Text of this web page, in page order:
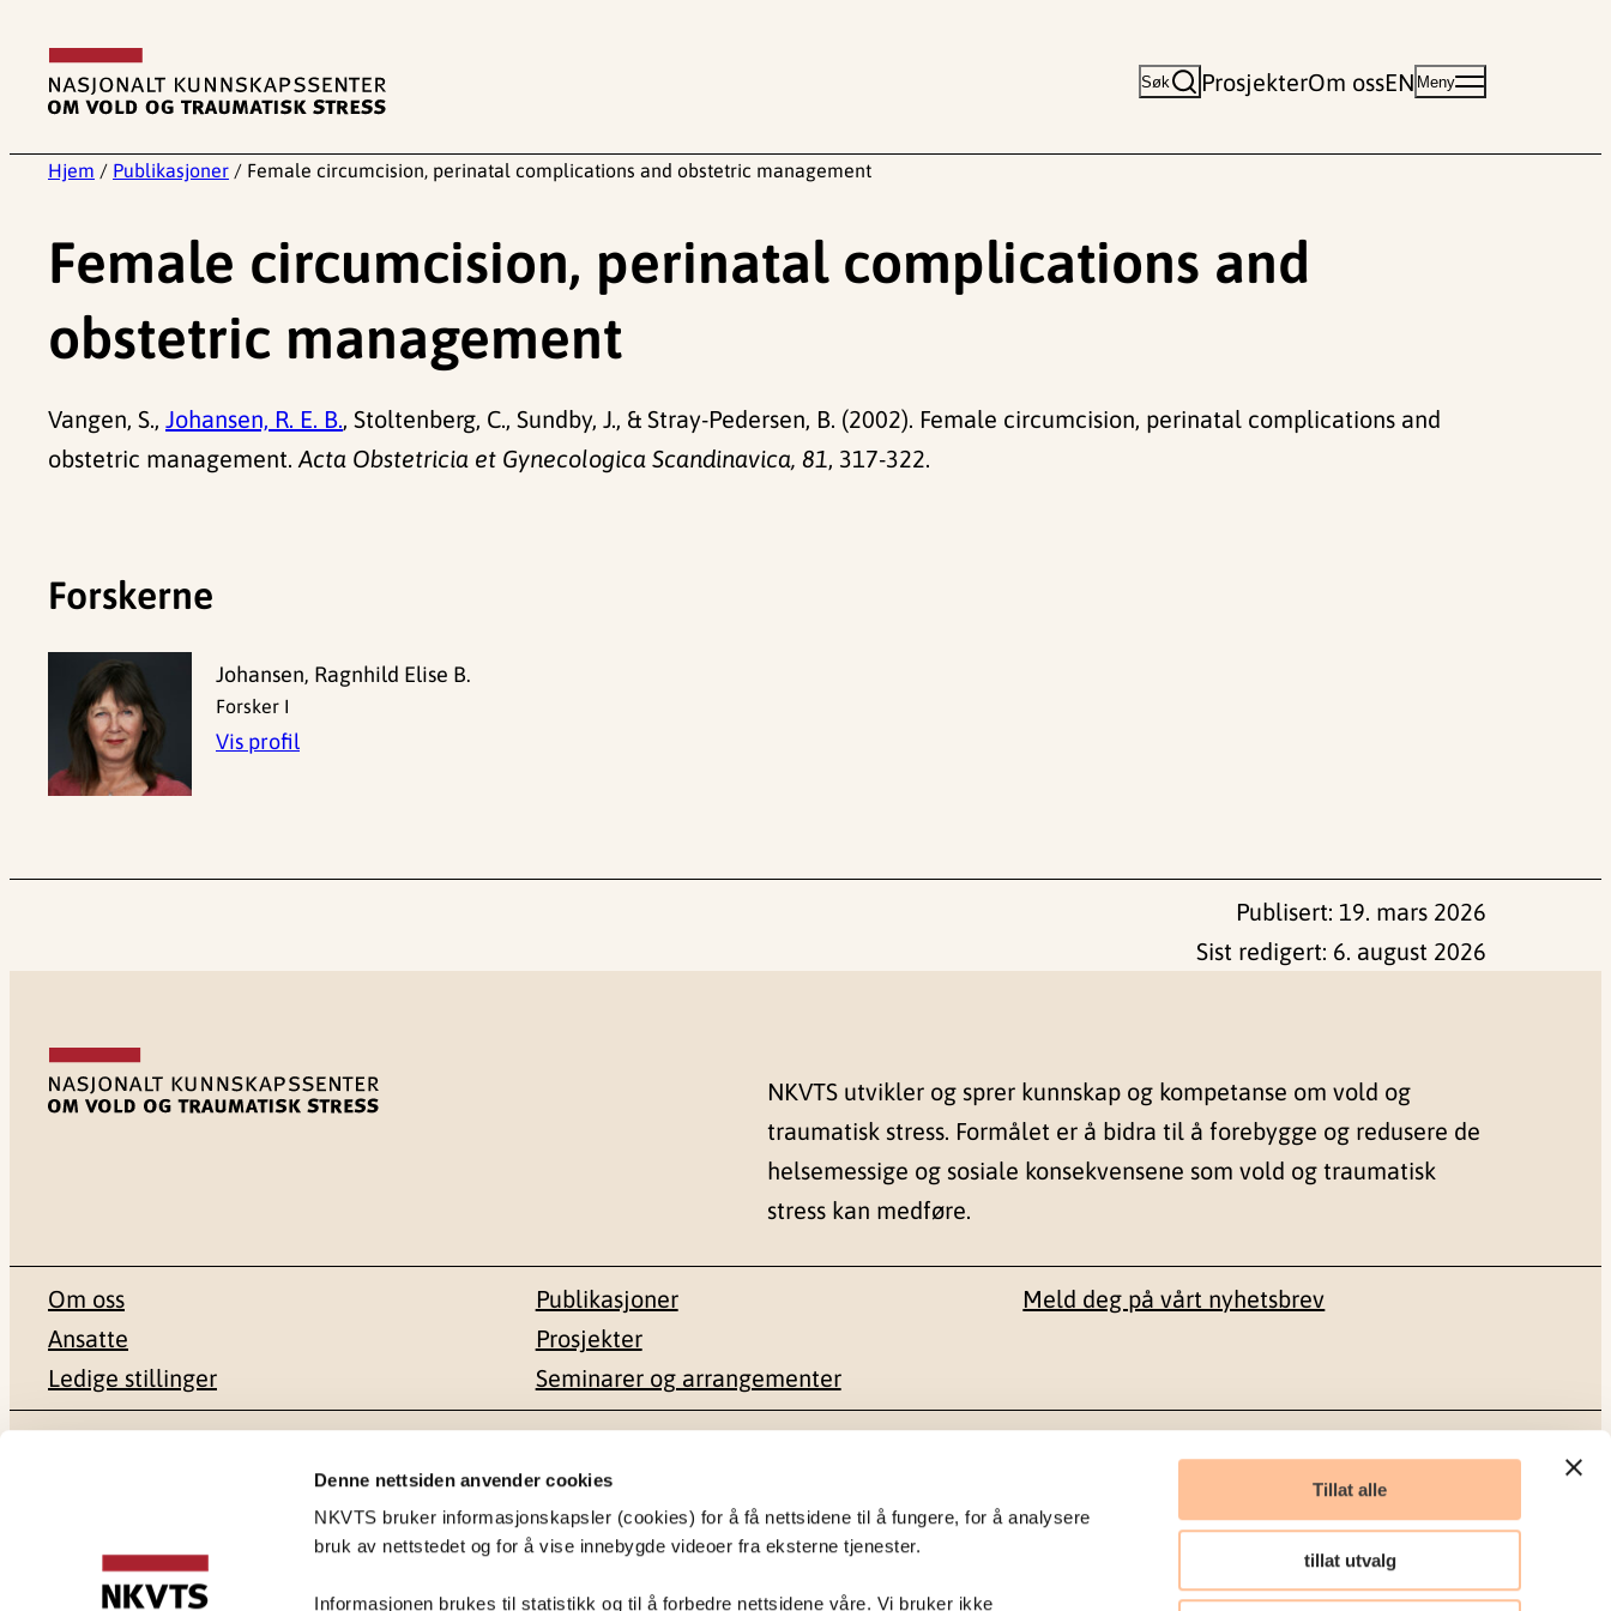
Denne nettsiden anvender cookies
NKVTS bruker informasjonskapsler (cookies) for å få nettsidene til å fungere, for å analysere
bruk av nettstedet og for å vise innebygde videoer fra eksterne tjenester.
Informasjonen brukes til statistikk og til å forbedre nettsidene våre. Vi bruker ikke
Tillat alle
tillat utvalg
innhold
Søk ProsjekterOm ossEN Meny
Hjem / Publikasjoner / Female circumcision, perinatal complications and obstetric management
Female circumcision, perinatal complications and
obstetric management
Vangen, S., Johansen, R. E. B., Stoltenberg, C., Sundby, J., & Stray-Pedersen, B. (2002). Female circumcision, perinatal complications and
obstetric management. Acta Obstetricia et Gynecologica Scandinavica, 81, 317-322.
Forskerne
Johansen, Ragnhild Elise B.
Forsker I
Vis profil
Publisert: 19. mars 2026
Sist redigert: 6. august 2026
NKVTS utvikler og sprer kunnskap og kompetanse om vold og
traumatisk stress. Formålet er å bidra til å forebygge og redusere de
helsemessige og sosiale konsekvensene som vold og traumatisk
stress kan medføre.
Om oss
Ansatte
Ledige stillinger
Publikasjoner
Prosjekter
Seminarer og arrangementer
Meld deg på vårt nyhetsbrev
0409 Oslo
Besøksadresse
Gullhaugveien 1-3
22 59 55 00
postmottak@nkvts.no
Sosiale medier
Facebook
LinkedIn